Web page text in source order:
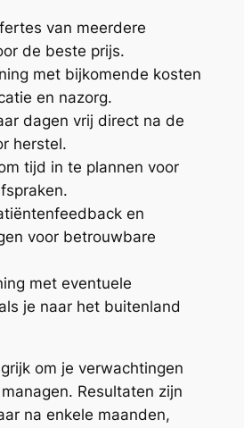
van meerdere
de beste prijs.
met bijkomende kosten
en nazorg.
dagen vrij direct na de
herstel.
tijd in te plannen voor
en
voor betrouwbare
met eventuele
je naar het buitenland
om je verwachtingen
Resultaten zijn
na enkele maanden,